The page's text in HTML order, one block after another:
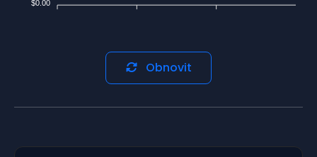
$0.00
Obnovit